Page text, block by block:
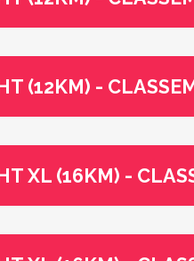
(12KM) -
XL (16KM) -